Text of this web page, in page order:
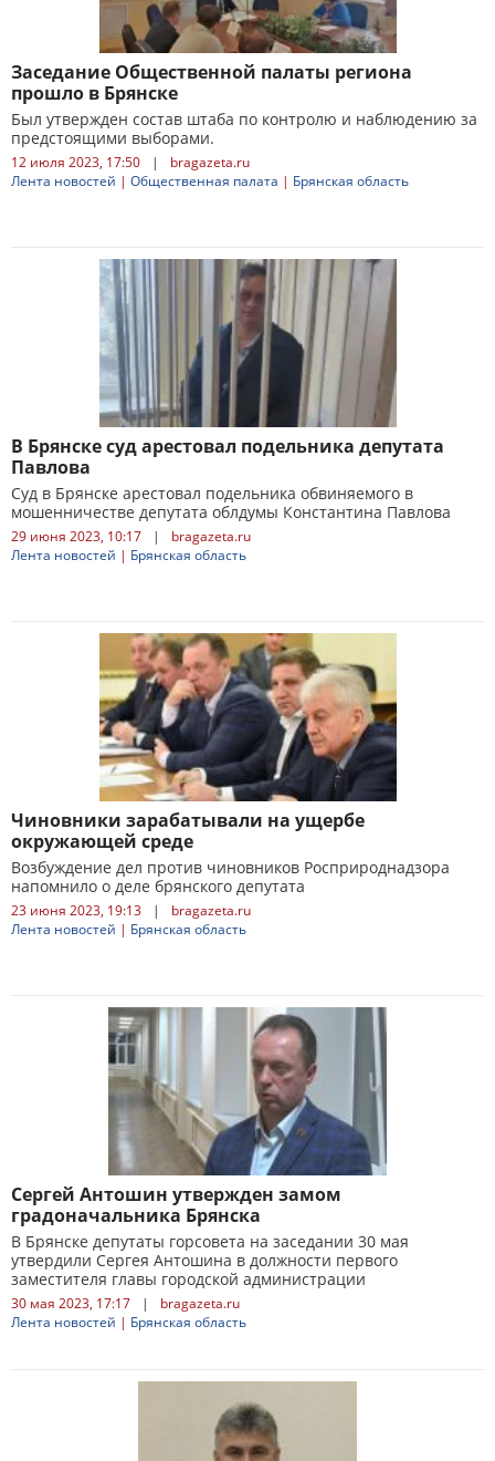
Заседание Общественной палаты региона
прошло в Брянске
Был утвержден состав штаба по контролю и наблюдению за
предстоящими выборами.
12 июля 2023, 17:50 |
bragazeta.ru
Лента новостей | Общественная палата | Брянская область
В Брянске суд арестовал подельника депутата
Павлова
Суд в Брянске арестовал подельника обвиняемого в
мошенничестве депутата облдумы Константина Павлова
29 июня 2023, 10:17 |
bragazeta.ru
Лента новостей | Брянская область
Чиновники зарабатывали на ущербе
окружающей среде
Возбуждение дел против чиновников Росприроднадзора
напомнило о деле брянского депутата
23 июня 2023, 19:13 |
bragazeta.ru
Лента новостей | Брянская область
Сергей Антошин утвержден замом
градоначальника Брянска
В Брянске депутаты горсовета на заседании 30 мая
утвердили Сергея Антошина в должности первого
заместителя главы городской администрации
30 мая 2023, 17:17 |
bragazeta.ru
Лента новостей | Брянская область